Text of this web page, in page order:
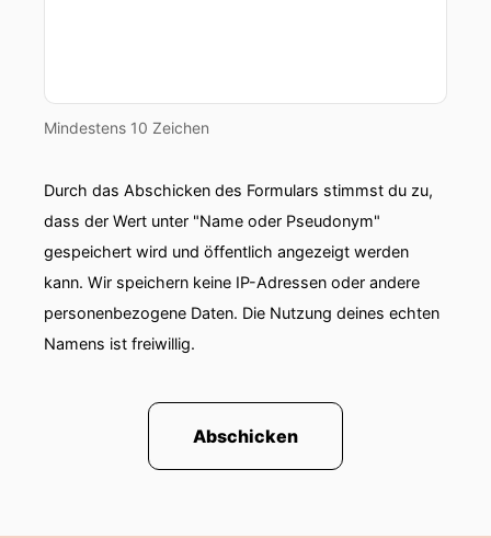
Mindestens 10 Zeichen
Durch das Abschicken des Formulars stimmst du zu,
dass der Wert unter "Name oder Pseudonym"
gespeichert wird und öffentlich angezeigt werden
kann. Wir speichern keine IP-Adressen oder andere
personenbezogene Daten. Die Nutzung deines echten
Namens ist freiwillig.
Abschicken